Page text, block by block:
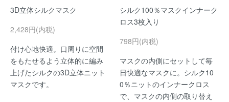
3D立体シルクマスク
2,428円(内税)
付け心地快適。口周りに空間
をもたせるよう立体的に編み
上げたシルクの3D立体ニット
マスクです。
シルク100％マスクインナーク
ロス3枚入り
798円(内税)
マスクの内側にセットして毎
日快適なマスクに。シルク10
0％ニットのインナークロス
で、マスクの内側の取り替え